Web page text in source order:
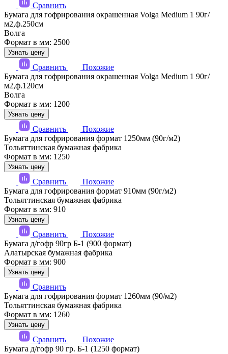
Сравнить
Бумага для гофрирования окрашенная Volga Medium 1 90г/
м2,ф.250см
Волга
Формат в мм: 2500
Узнать цену
Сравнить
Похожие
Бумага для гофрирования окрашенная Volga Medium 1 90г/
м2,ф.120см
Волга
Формат в мм: 1200
Узнать цену
Сравнить
Похожие
Бумага для гофрирования формат 1250мм (90г/м2)
Тольяттинская бумажная фабрика
Формат в мм: 1250
Узнать цену
Сравнить
Похожие
Бумага для гофрирования формат 910мм (90г/м2)
Тольяттинская бумажная фабрика
Формат в мм: 910
Узнать цену
Сравнить
Похожие
Бумага д/гофр 90гр Б-1 (900 формат)
Алатырская бумажная фабрика
Формат в мм: 900
Узнать цену
Сравнить
Бумага для гофрирования формат 1260мм (90/м2)
Тольяттинская бумажная фабрика
Формат в мм: 1260
Узнать цену
Сравнить
Похожие
Бумага д/гофр 90 гр. Б-1 (1250 формат)